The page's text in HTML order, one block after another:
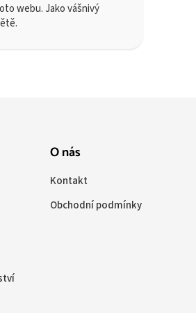
webu. Jako vášnivý
O nás
Kontakt
Obchodní podmínky